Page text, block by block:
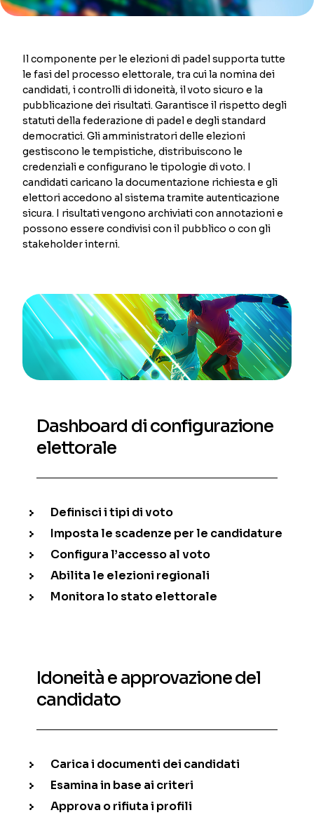
Il componente per le elezioni di padel supporta tutte
le fasi del processo elettorale, tra cui la nomina dei
candidati, i controlli di idoneità, il voto sicuro e la
pubblicazione dei risultati. Garantisce il rispetto degli
statuti della federazione di padel e degli standard
democratici. Gli amministratori delle elezioni
gestiscono le tempistiche, distribuiscono le
credenziali e configurano le tipologie di voto. I
candidati caricano la documentazione richiesta e gli
elettori accedono al sistema tramite autenticazione
sicura. I risultati vengono archiviati con annotazioni e
possono essere condivisi con il pubblico o con gli
stakeholder interni.
Dashboard di configurazione
elettorale
Definisci i tipi di voto
Imposta le scadenze per le candidature
Configura l’accesso al voto
Abilita le elezioni regionali
Monitora lo stato elettorale
Idoneità e approvazione del
candidato
Carica i documenti dei candidati
Esamina in base ai criteri
Approva o rifiuta i profili